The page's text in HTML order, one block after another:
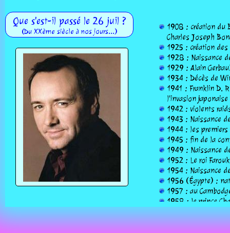
Que s'est-il passé le 26 juil ?
(Du XXème siècle à nos jours...)
1908 : création du
Charles Joseph
1925 : création des
1928 : Naissance
1929 : Alain
1934 : Décès de
1941 : Franklin D.
l'invasion
1942 : violents
1943 : Naissance
1944 : les
1945 : fin de la
1949 : Naissance
1952 : Le roi
1954 : Naissance
1956 (Égypte) :
1957 : au
1958 : le prince
1959 : Naissance
1963 : le